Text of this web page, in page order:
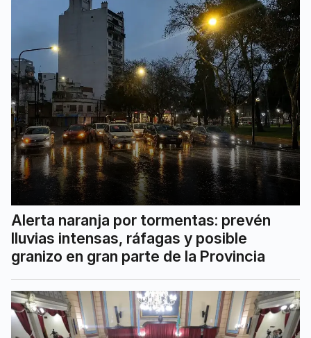
Alerta naranja por tormentas: prevén
lluvias intensas, ráfagas y posible
granizo en gran parte de la Provincia